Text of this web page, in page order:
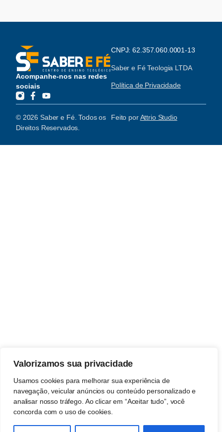
Valorizamos sua privacidade
Usamos cookies para melhorar sua experiência de
navegação, veicular anúncios ou conteúdo personalizado e
analisar nosso tráfego. Ao clicar em “Aceitar tudo”, você
concorda com o uso de cookies.
Acompanhe-nos nas redes
sociais
CNPJ: 62.357.060.0001-13
Saber e Fé Teologia LTDA
Política de Privacidade
© 2026 Saber e Fé. Todos os
Direitos Reservados.
Feito porAttrio Studio